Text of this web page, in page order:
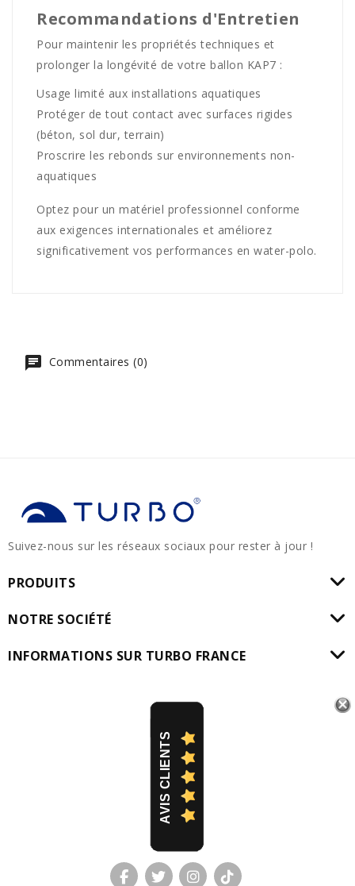
Recommandations d'Entretien
Pour maintenir les propriétés techniques et
prolonger la longévité de votre ballon KAP7 :
Usage limité aux installations aquatiques
Protéger de tout contact avec surfaces rigides
(béton, sol dur, terrain)
Proscrire les rebonds sur environnements non-
aquatiques
Optez pour un matériel professionnel conforme
aux exigences internationales et améliorez
significativement vos performances en water-polo.
Commentaires (0)
Suivez-nous sur les réseaux sociaux pour rester à jour !
PRODUITS
NOTRE SOCIÉTÉ
INFORMATIONS SUR TURBO FRANCE
AVIS CLIENTS